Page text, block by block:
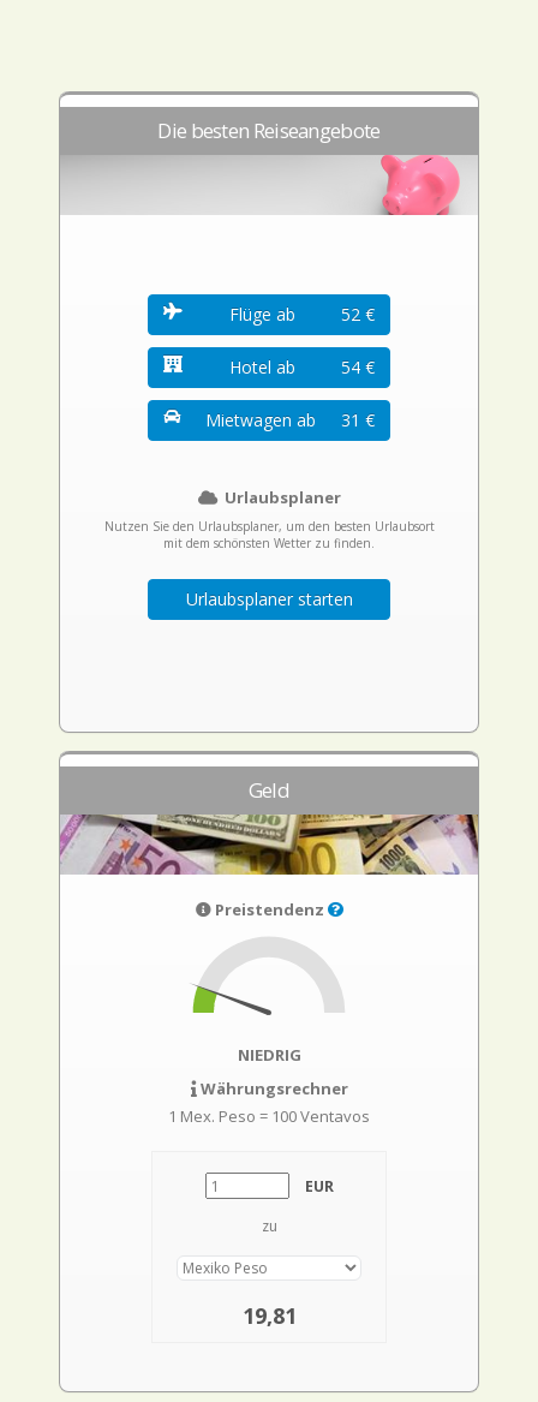
Die besten Reiseangebote
Flüge ab 52 €
Hotel ab 54 €
Mietwagen ab 31 €
Urlaubsplaner
Nutzen Sie den Urlaubsplaner, um den besten Urlaubsort
mit dem schönsten Wetter zu finden.
Urlaubsplaner starten
Geld
Preistendenz
NIEDRIG
Währungsrechner
1 Mex. Peso = 100 Ventavos
EUR
zu
19,81